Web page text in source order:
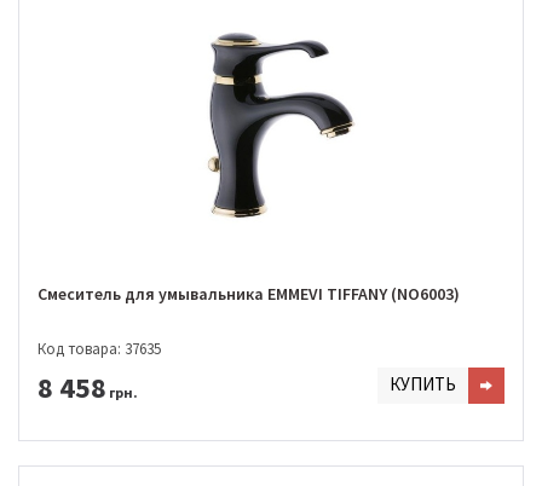
Смеситель для умывальника EMMEVI TIFFANY (NO6003)
Код товара: 37635
8 458 грн. КУПИТЬ